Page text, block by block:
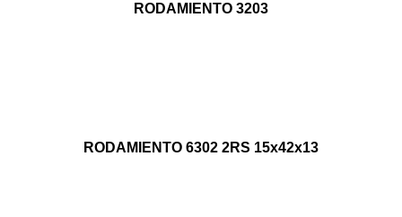
RODAMIENTO 3203
RODAMIENTO 6302 2RS 15x42x13